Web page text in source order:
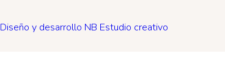
Diseño y desarrollo NB Estudio creativo